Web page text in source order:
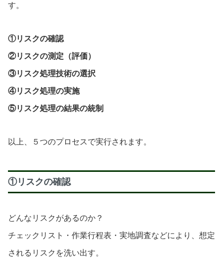
す。
①リスクの確認
②リスクの測定（評価）
③リスク処理技術の選択
④リスク処理の実施
⑤リスク処理の結果の統制
以上、５つのプロセスで実行されます。
①リスクの確認
どんなリスクがあるのか？
チェックリスト・作業行程表・実地調査などにより、想定
されるリスクを洗い出す。